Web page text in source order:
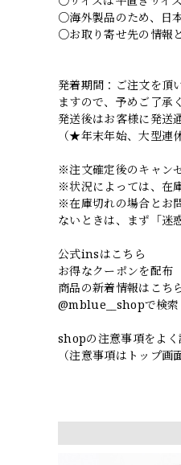
○海外製品のため、日
○お取り寄せ先の情報
発着期間：ご注文を頂
ますので、予めご了承
発送後はお客様に発送
（★年末年始、大型連
※注文確定後のキャン
※状況によっては、在
※在庫切れの場合とお
ないときは、まず「迷
公式insはこちら
お得なクーポンを配布
商品の新着情報はこち
@mblue__shopで検索
shopの注意事項をよく
（注意事項はトップ画